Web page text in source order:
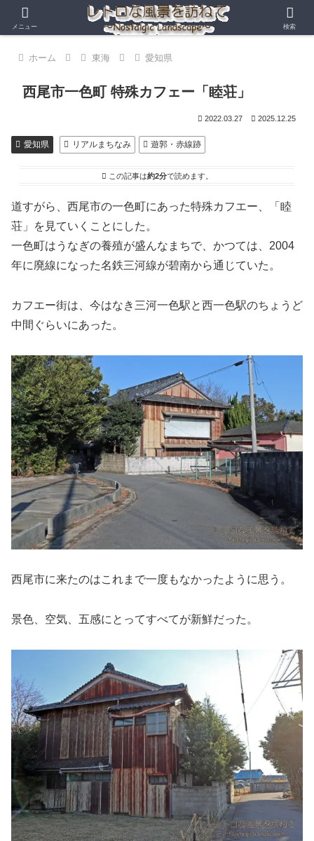
ホーム 東海 愛知県
西尾市一色町 特殊カフェー「睦荘」
2022.03.27 2025.12.25
愛知県 リアルまちなみ 遊郭・赤線跡
この記事は約2分で読めます。
道すがら、西尾市の一色町にあった特殊カフエー、「睦
荘」を見ていくことにした。
一色町はうなぎの養殖が盛んなまちで、かつては、2004
年に廃線になった名鉄三河線が碧南から通じていた。
カフエー街は、今はなき三河一色駅と西一色駅のちょうど
中間ぐらいにあった。
西尾市に来たのはこれまで一度もなかったように思う。
景色、空気、五感にとってすべてが新鮮だった。
メニュー 検索